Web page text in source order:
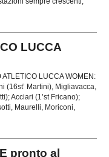
LUCCA
LUCCA WOMEN:
(16st’ Martini), Migliavacca,
Acciari (1’st Fricano);
Maurelli, Moriconi,
pronto al